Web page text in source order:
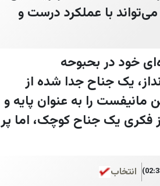
با عملکرد درست و
مشهور آمریکایی از چشم‌انداز ۱۰ ماده‌ای خود در بحبوحه
یک جناح جدا شده از
را به عنوان پایه و
فکری یک جناح کوچک، اما پر
انتخاب